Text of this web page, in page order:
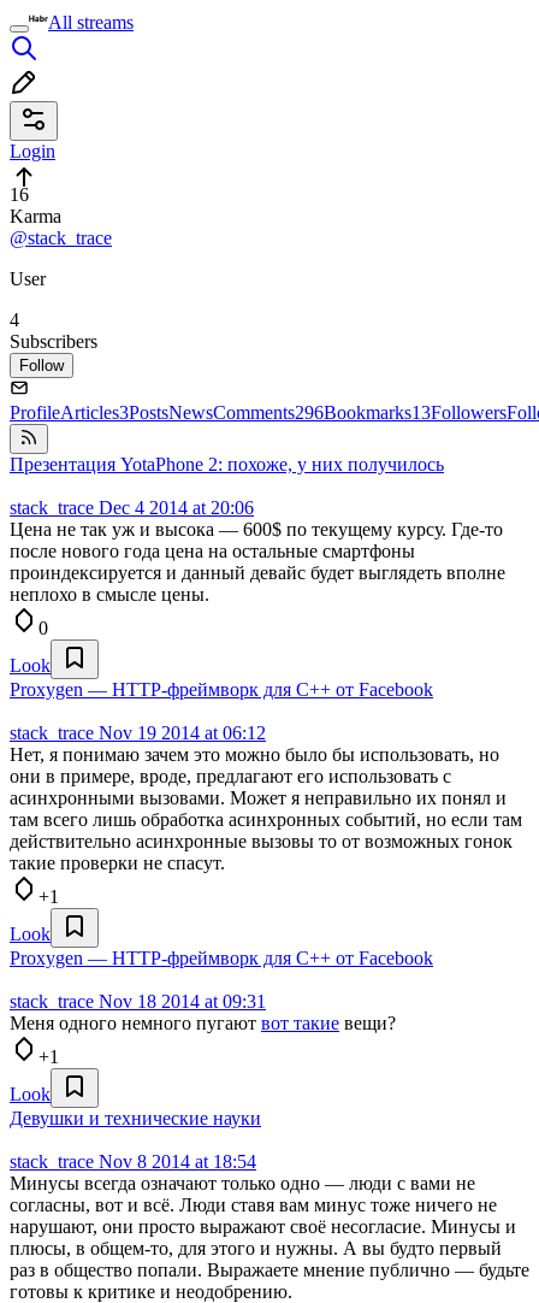
All streams
Login
16
Karma
@stack_trace
User
4
Subscribers
Follow
ProfileArticles3PostsNewsComments296Bookmarks13Followers
Презентация YotaPhone 2: похоже, у них получилось
stack_trace Dec 4 2014 at 20:06
Цена не так уж и высока — 600$ по текущему курсу. Где-то
после нового года цена на остальные смартфоны
проиндексируется и данный девайс будет выглядеть вполне
неплохо в смысле цены.
0
Look
Proxygen — HTTP-фреймворк для С++ от Facebook
stack_trace Nov 19 2014 at 06:12
Нет, я понимаю зачем это можно было бы использовать, но
они в примере, вроде, предлагают его использовать с
асинхронными вызовами. Может я неправильно их понял и
там всего лишь обработка асинхронных событий, но если там
действительно асинхронные вызовы то от возможных гонок
такие проверки не спасут.
+1
Look
Proxygen — HTTP-фреймворк для С++ от Facebook
stack_trace Nov 18 2014 at 09:31
Меня одного немного пугают вот такие вещи?
+1
Look
Девушки и технические науки
stack_trace Nov 8 2014 at 18:54
Минусы всегда означают только одно — люди с вами не
согласны, вот и всё. Люди ставя вам минус тоже ничего не
нарушают, они просто выражают своё несогласие. Минусы и
плюсы, в общем-то, для этого и нужны. А вы будто первый
раз в общество попали. Выражаете мнение публично — будьте
готовы к критике и неодобрению.